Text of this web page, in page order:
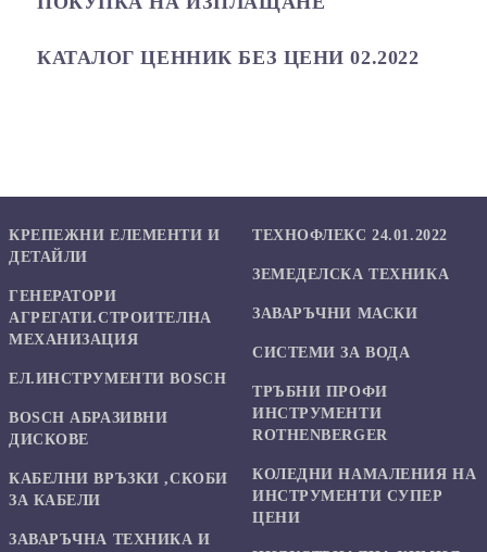
КАТАЛОГ ЦЕННИК БЕЗ ЦЕНИ 02.2022
КРЕПЕЖНИ ЕЛЕМЕНТИ И
ДЕТАЙЛИ
ГЕНЕРАТОРИ
АГРЕГАТИ.СТРОИТЕЛНА
МЕХАНИЗАЦИЯ
ЕЛ.ИНСТРУМЕНТИ BOSCH
BOSCH АБРАЗИВНИ
ДИСКОВЕ
КАБЕЛНИ ВРЪЗКИ ,СКОБИ
ЗА КАБЕЛИ
ЗАВАРЪЧНА ТЕХНИКА И
ТЕХНОФЛЕКС 24.01.2022
ЗЕМЕДЕЛСКА ТЕХНИКА
ЗАВАРЪЧНИ МАСКИ
СИСТЕМИ ЗА ВОДА
ТРЪБНИ ПРОФИ
ИНСТРУМЕНТИ
ROTHENBERGER
КОЛЕДНИ НАМАЛЕНИЯ НА
ИНСТРУМЕНТИ СУПЕР
ЦЕНИ